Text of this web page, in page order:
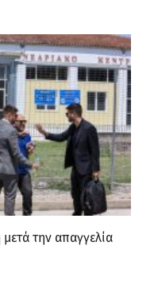
την απαγγελία